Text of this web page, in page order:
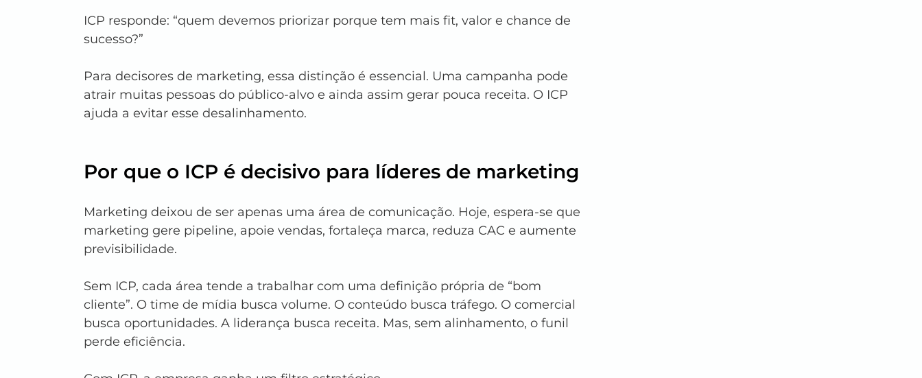
ICP responde: “quem devemos priorizar porque tem mais fit, valor e chance de
sucesso?”
Para decisores de marketing, essa distinção é essencial. Uma campanha pode
atrair muitas pessoas do público-alvo e ainda assim gerar pouca receita. O ICP
ajuda a evitar esse desalinhamento.
Por que o ICP é decisivo para líderes de marketing
Marketing deixou de ser apenas uma área de comunicação. Hoje, espera-se que
marketing gere pipeline, apoie vendas, fortaleça marca, reduza CAC e aumente
previsibilidade.
Sem ICP, cada área tende a trabalhar com uma definição própria de “bom
cliente”. O time de mídia busca volume. O conteúdo busca tráfego. O comercial
busca oportunidades. A liderança busca receita. Mas, sem alinhamento, o funil
perde eficiência.